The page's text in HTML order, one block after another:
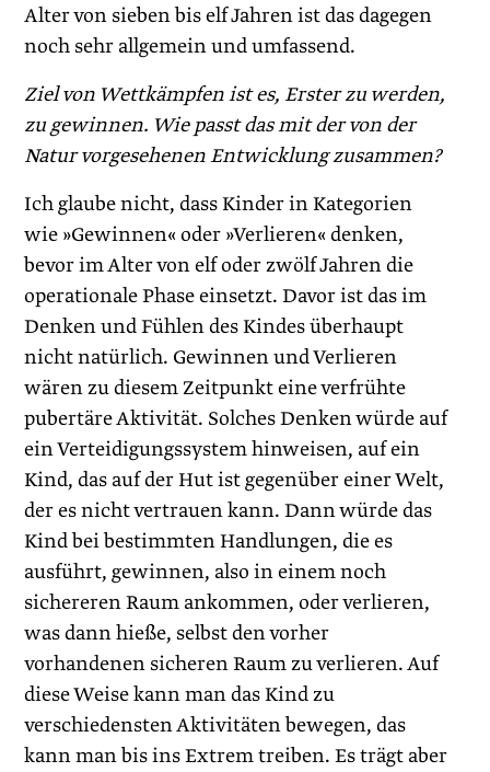
Alter von sieben bis elf Jahren ist das dagegen
noch sehr allgemein und umfassend.
Ziel von Wettkämpfen ist es, Erster zu werden,
zu gewinnen. Wie passt das mit der von der
Natur vorgesehenen Entwicklung zusammen?
Ich glaube nicht, dass Kinder in Kategorien
wie »Gewinnen« oder »Verlieren« denken,
bevor im Alter von elf oder zwölf Jahren die
operationale Phase einsetzt. Davor ist das im
Denken und Fühlen des Kindes überhaupt
nicht natürlich. Gewinnen und Verlieren
wären zu diesem Zeitpunkt eine verfrühte
pubertäre Aktivität. Solches Denken würde auf
ein Verteidigungssystem hinweisen, auf ein
Kind, das auf der Hut ist gegenüber einer Welt,
der es nicht vertrauen kann. Dann würde das
Kind bei bestimmten Handlungen, die es
ausführt, gewinnen, also in einem noch
sichereren Raum ankommen, oder verlieren,
was dann hieße, selbst den vorher
vorhandenen sicheren Raum zu verlieren. Auf
diese Weise kann man das Kind zu
verschiedensten Aktivitäten bewegen, das
kann man bis ins Extrem treiben. Es trägt aber